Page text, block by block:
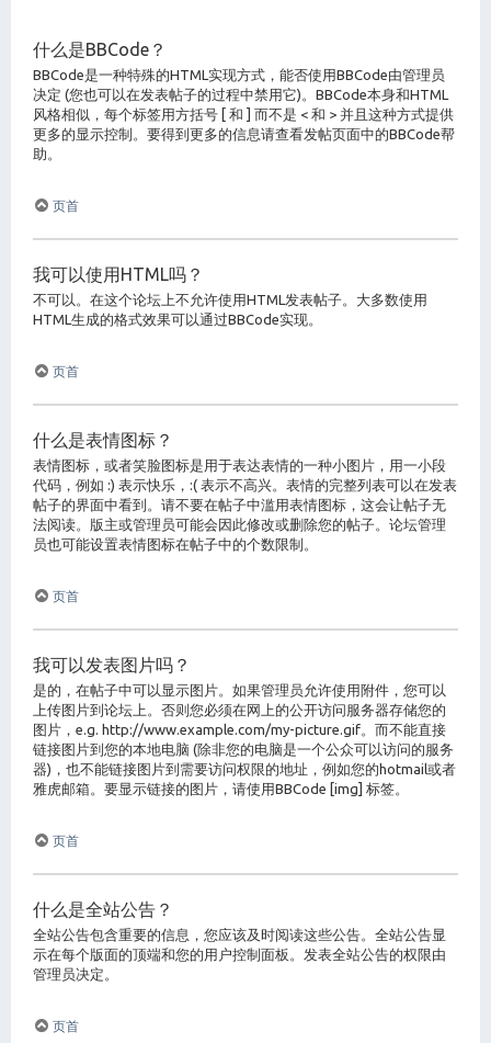
什么是BBCode？
BBCode是一种特殊的HTML实现方式，能否使用BBCode由管理员
决定 (您也可以在发表帖子的过程中禁用它)。BBCode本身和HTML
风格相似，每个标签用方括号 [ 和 ] 而不是 < 和 > 并且这种方式提供
更多的显示控制。要得到更多的信息请查看发帖页面中的BBCode帮
助。
页首
我可以使用HTML吗？
不可以。在这个论坛上不允许使用HTML发表帖子。大多数使用
HTML生成的格式效果可以通过BBCode实现。
页首
什么是表情图标？
表情图标，或者笑脸图标是用于表达表情的一种小图片，用一小段
代码，例如 :) 表示快乐，:( 表示不高兴。表情的完整列表可以在发表
帖子的界面中看到。请不要在帖子中滥用表情图标，这会让帖子无
法阅读。版主或管理员可能会因此修改或删除您的帖子。论坛管理
员也可能设置表情图标在帖子中的个数限制。
页首
我可以发表图片吗？
是的，在帖子中可以显示图片。如果管理员允许使用附件，您可以
上传图片到论坛上。否则您必须在网上的公开访问服务器存储您的
图片，e.g. http://www.example.com/my-picture.gif。而不能直接
链接图片到您的本地电脑 (除非您的电脑是一个公众可以访问的服务
器)，也不能链接图片到需要访问权限的地址，例如您的hotmail或者
雅虎邮箱。要显示链接的图片，请使用BBCode [img] 标签。
页首
什么是全站公告？
全站公告包含重要的信息，您应该及时阅读这些公告。全站公告显
示在每个版面的顶端和您的用户控制面板。发表全站公告的权限由
管理员决定。
页首